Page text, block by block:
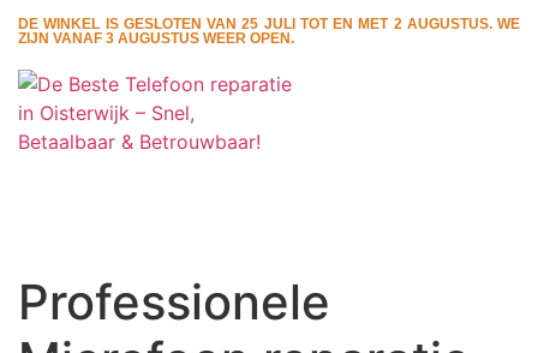
DE WINKEL IS GESLOTEN VAN 25 JULI TOT EN MET 2 AUGUSTUS. WE
ZIJN VANAF 3 AUGUSTUS WEER OPEN.
Professionele